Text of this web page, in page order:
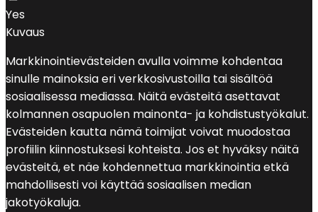
Yes
Kuvaus
Markkinointievästeiden avulla voimme kohdentaa
sinulle mainoksia eri verkkosivustoilla tai sisältöä
sosiaalisessa mediassa. Näitä evästeitä asettavat
kolmannen osapuolen mainonta- ja kohdistustyökalut.
Evästeiden kautta nämä toimijat voivat muodostaa
profiilin kiinnostuksesi kohteista. Jos et hyväksy näitä
evästeitä, et näe kohdennettua markkinointia etkä
mahdollisesti voi käyttää sosiaalisen median
jakotyökaluja.